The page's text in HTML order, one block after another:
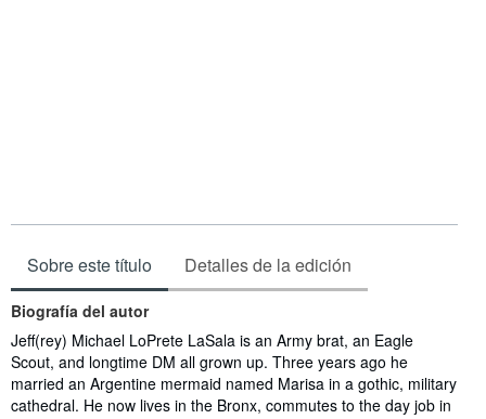
Sobre este título Detalles de la edición
Biografía del autor
Jeff(rey) Michael LoPrete LaSala is an Army brat, an Eagle
Scout, and longtime DM all grown up. Three years ago he
married an Argentine mermaid named Marisa in a gothic, military
cathedral. He now lives in the Bronx, commutes to the day job in